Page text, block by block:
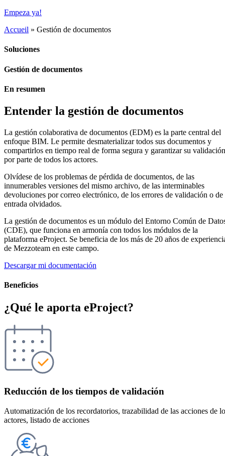
Empeza ya!
Accueil » Gestión de documentos
Soluciones
Gestión de documentos
En resumen
Entender la gestión de documentos
La gestión colaborativa de documentos (EDM) es la parte central del
enfoque BIM. Le permite desmaterializar todos sus documentos y
compartirlos en tiempo real de forma segura y garantizar su validación
por parte de todos los actores.
Olvídese de los problemas de pérdida de documentos, de las
innumerables versiones del mismo archivo, de las interminables
devoluciones por correo electrónico, de los errores de validación o de
entrada olvidados.
La gestión de documentos es un módulo del Entorno Común de
(CDE), que funciona en armonía con todos los módulos de la
plataforma eProject. Se beneficia de los más de 20 años de
de Mezzoteam en este campo.
Descargar mi documentación
Beneficios
¿Qué le aporta eProject?
Reducción de los tiempos de validación
Automatización de los recordatorios, trazabilidad de las acciones de
actores, listado de acciones